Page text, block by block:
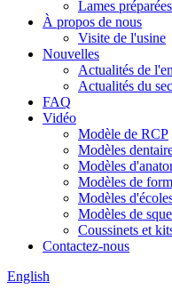
Lames
À propos de nous
Visite de l'usine
Nouvelles
Actualités de
Actualités du
FAQ
Vidéo
Modèle de RCP
Modèles
Modèles
Modèles de
Modèles
Modèles de
Coussinets et
Contactez-nous
English